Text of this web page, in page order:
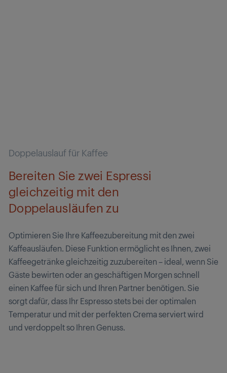
Doppelauslauf für Kaffee
Bereiten Sie zwei Espressi
gleichzeitig mit den
Doppelausläufen zu
Optimieren Sie Ihre Kaffeezubereitung mit den zwei
Kaffeausläufen. Diese Funktion ermöglicht es Ihnen, zwei
Kaffeegetränke gleichzeitig zuzubereiten – ideal, wenn Sie
Gäste bewirten oder an geschäftigen Morgen schnell
einen Kaffee für sich und Ihren Partner benötigen. Sie
sorgt dafür, dass Ihr Espresso stets bei der optimalen
Temperatur und mit der perfekten Crema serviert wird
und verdoppelt so Ihren Genuss.